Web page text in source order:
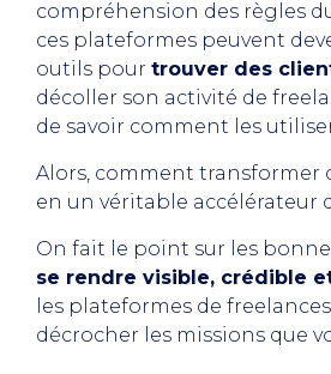
compréhension des règles
ces plateformes peuvent
outils pour trouver des
décoller son activité de
de savoir comment les
Alors, comment transformer
en un véritable accélérateur
On fait le point sur les
se rendre visible, crédible
les plateformes de
décrocher les missions que